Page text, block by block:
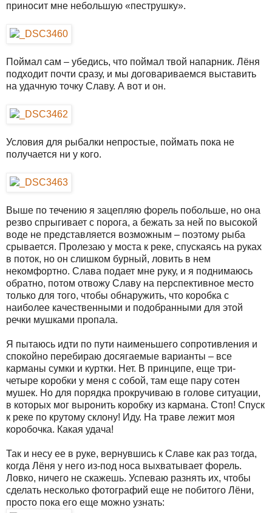
приносит мне небольшую «пеструшку».
Поймал сам – убедись, что поймал твой напарник. Лёня
подходит почти сразу, и мы договариваемся выставить
на удачную точку Славу. А вот и он.
Условия для рыбалки непростые, поймать пока не
получается ни у кого.
Выше по течению я зацепляю форель побольше, но она
резво спрыгивает с порога, а бежать за ней по высокой
воде не представляется возможным – поэтому рыба
срывается. Пролезаю у моста к реке, спускаясь на руках
в поток, но он слишком бурный, ловить в нем
некомфортно. Слава подает мне руку, и я поднимаюсь
обратно, потом отвожу Славу на перспективное место
только для того, чтобы обнаружить, что коробка с
наиболее качественными и подобранными для этой
речки мушками пропала.
Я пытаюсь идти по пути наименьшего сопротивления и
спокойно перебираю досягаемые варианты – все
карманы сумки и куртки. Нет. В принципе, еще три-
четыре коробки у меня с собой, там еще пару сотен
мушек. Но для порядка прокручиваю в голове ситуации,
в которых мог выронить коробку из кармана. Стоп! Спуск
к реке по крутому склону! Иду. На траве лежит моя
коробочка. Какая удача!
Так и несу ее в руке, вернувшись к Славе как раз тогда,
когда Лёня у него из-под носа выхватывает форель.
Ловко, ничего не скажешь. Успеваю разнять их, чтобы
сделать несколько фотографий еще не побитого Лёни,
просто пока его еще можно узнать: